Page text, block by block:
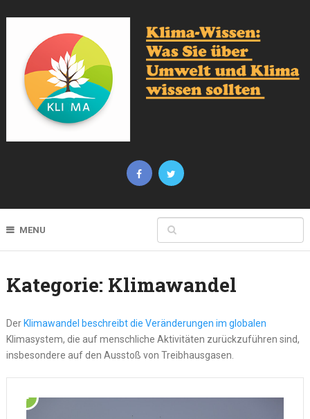
MENU
Kategorie: Klimawandel
Der Klimawandel beschreibt die Veränderungen im globalen
Klimasystem, die auf menschliche Aktivitäten zurückzuführen sind,
insbesondere auf den Ausstoß von Treibhausgasen.